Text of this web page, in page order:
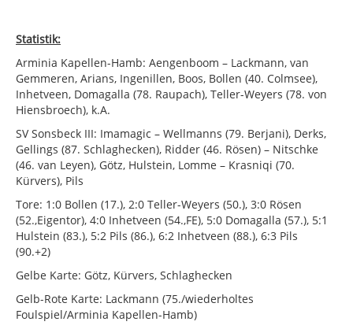
Statistik:
Arminia Kapellen-Hamb: Aengenboom – Lackmann, van
Gemmeren, Arians, Ingenillen, Boos, Bollen (40. Colmsee),
Inhetveen, Domagalla (78. Raupach), Teller-Weyers (78. von
Hiensbroech), k.A.
SV Sonsbeck III: Imamagic – Wellmanns (79. Berjani), Derks,
Gellings (87. Schlaghecken), Ridder (46. Rösen) – Nitschke
(46. van Leyen), Götz, Hulstein, Lomme – Krasniqi (70.
Kürvers), Pils
Tore: 1:0 Bollen (17.), 2:0 Teller-Weyers (50.), 3:0 Rösen
(52.,Eigentor), 4:0 Inhetveen (54.,FE), 5:0 Domagalla (57.), 5:1
Hulstein (83.), 5:2 Pils (86.), 6:2 Inhetveen (88.), 6:3 Pils
(90.+2)
Gelbe Karte: Götz, Kürvers, Schlaghecken
Gelb-Rote Karte: Lackmann (75./wiederholtes
Foulspiel/Arminia Kapellen-Hamb)